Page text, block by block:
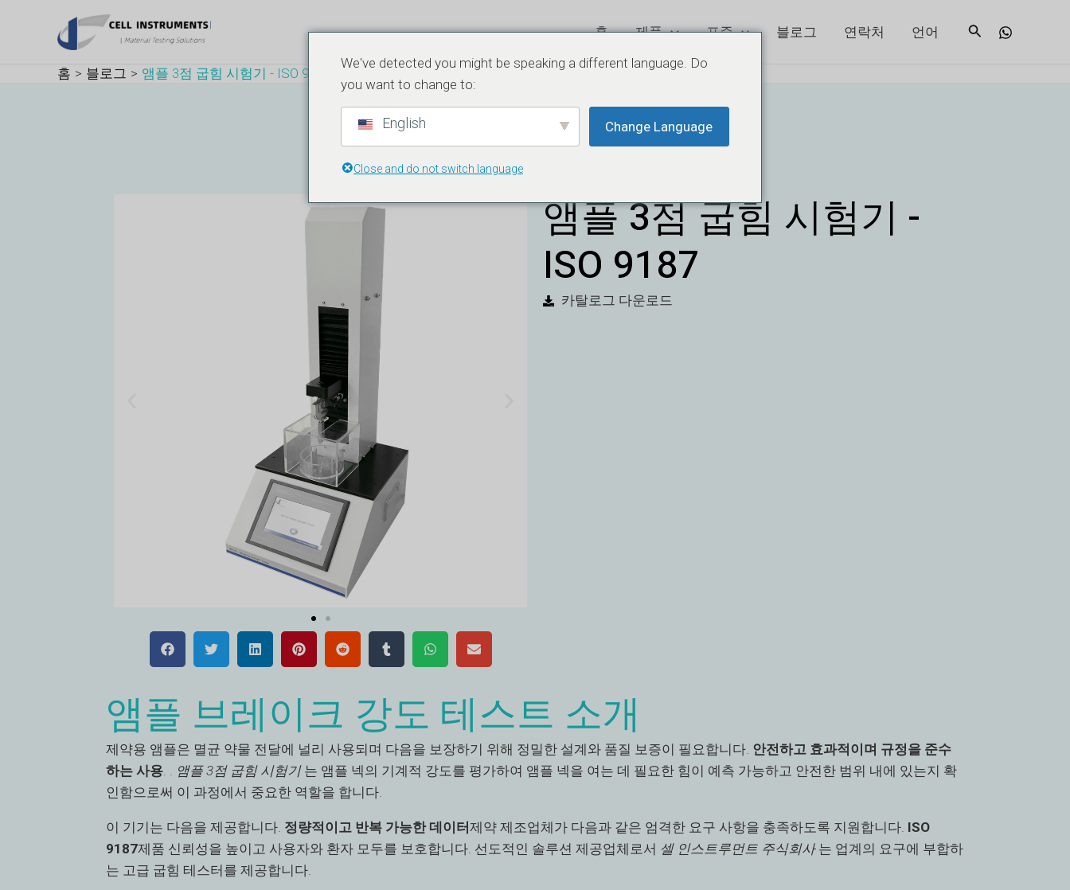
홈 제품 표준 블로그 연락처 언어
검
홈 블로그 앰플 3점 굽힘 시험기 - ISO 9187
앰플 3점 굽힘 시험기 -
ISO 9187
카탈로그 다운로드
앰플 브레이크 강도 테스트 소개
제약용 앰플은 멸균 약물 전달에 널리 사용되며 다음을 보장하기 위해 정밀한 설계와 품질 보증이 필요합니다. 안전하고 효과적이며 규정을 준수
하는 사용. . 앰플 3점 굽힘 시험기는 앰플 넥의 기계적 강도를 평가하여 앰플 넥을 여는 데 필요한 힘이 예측 가능하고 안전한 범위 내에 있는지 확
인함으로써 이 과정에서 중요한 역할을 합니다.
이 기기는 다음을 제공합니다. 정량적이고 반복 가능한 데이터 제약 제조업체가 다음과 같은 엄격한 요구 사항을 충족하도록 지원합니다. ISO
9187제품 신뢰성을 높이고 사용자와 환자 모두를 보호합니다. 선도적인 솔루션 제공업체로서 셀 인스트루먼트 주식회사는 업계의 요구에 부합하
는 고급 굽힘 테스터를 제공합니다.
시
탐
We've detected you might be speaking a different language. Do
you want to change to:
English Change Language
Close and do not switch language